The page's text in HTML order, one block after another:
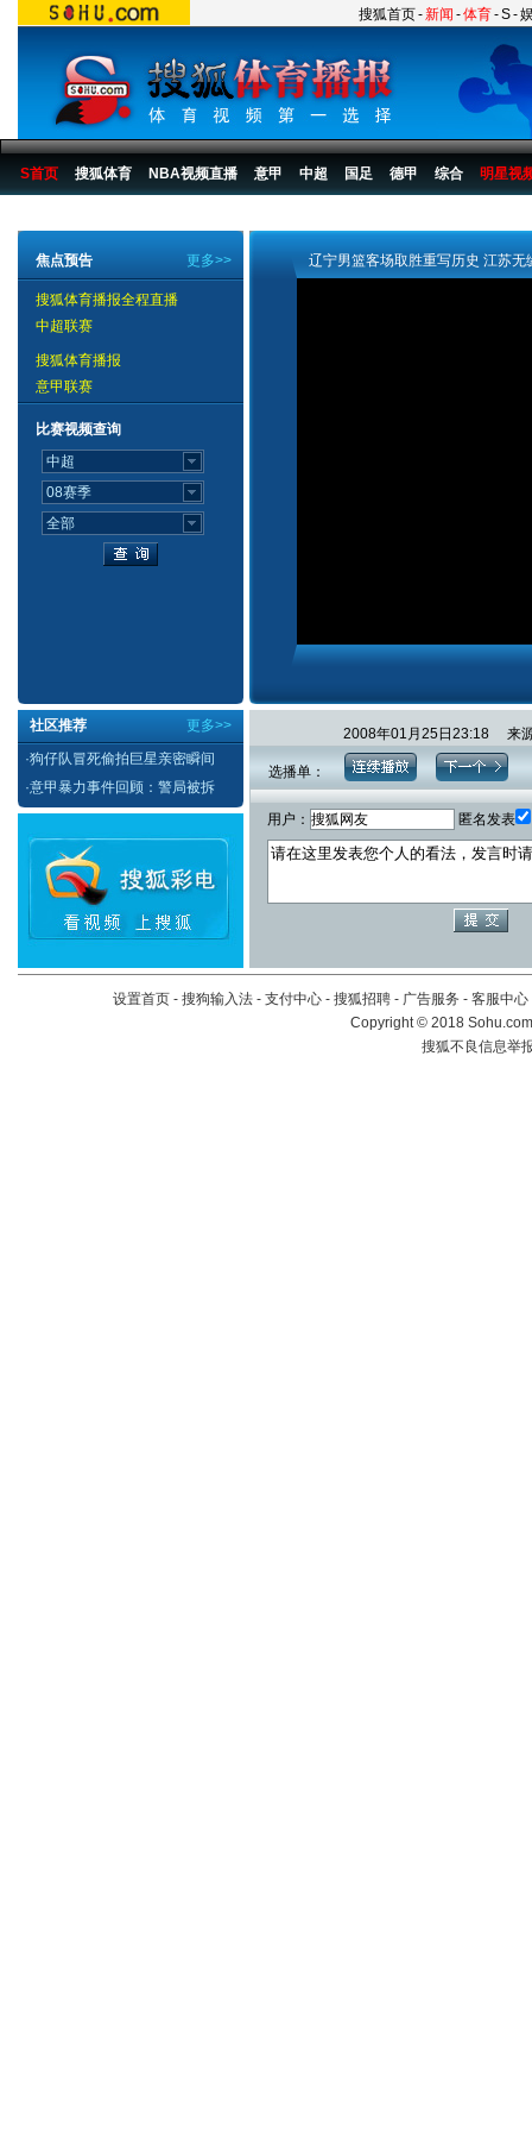
搜狐首页-新闻 -体育-S-
S首页 搜狐体育 NBA视频直播 意甲 中超 国足 德甲 综合 明星视
更多>>
焦点预告
搜狐体育播报全程直播
中超联赛
搜狐体育播报
意甲联赛
比赛视频查询
更多>>
社区推荐
·狗仔队冒死偷拍巨星亲密瞬间
·意甲暴力事件回顾：警局被拆
辽宁男篮客场取胜重写历史 江苏无
2008年01月25日23:18 来
选播单：
用户： 匿名发表
设置首页 - 搜狗输入法 - 支付中心 - 搜狐招聘 - 广告服务 - 客服中心
Copyright©2018
搜狐不良信息举